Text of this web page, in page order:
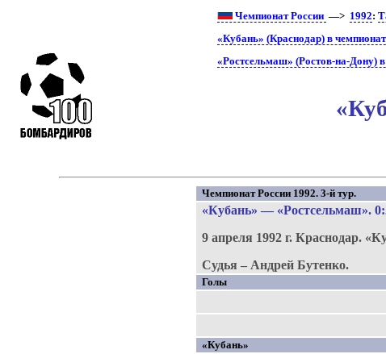
Чемпионат России —> 1992:
«Кубань» (Краснодар) в
«Ростсельмаш» (Ростов-на-Дону)
Чемпионат России 1992. 3-й тур.
«Кубань» — «Ростсельмаш».
9 апреля 1992 г.Краснодар.
Судья – Андрей Бутенко.
Голы
«Кубань»